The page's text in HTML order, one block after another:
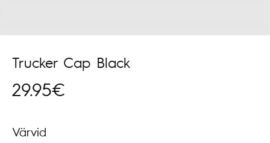
Trucker Cap Black
29.95€
Värvid